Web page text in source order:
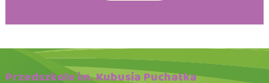
Przedszkole im. Kubusia Puchatka